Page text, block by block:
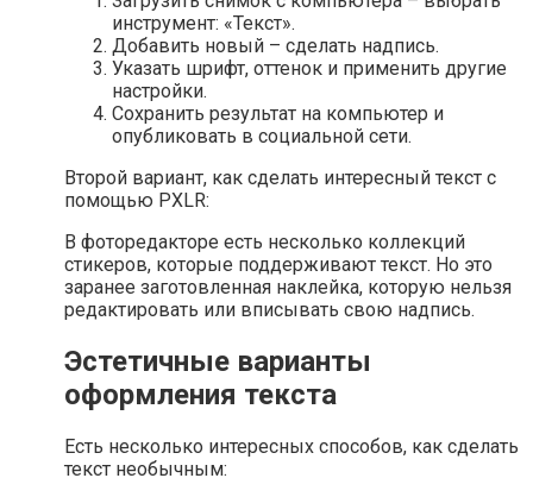
инструмент: «Текст».
Добавить новый – сделать надпись.
Указать шрифт, оттенок и применить другие
настройки.
Сохранить результат на компьютер и
опубликовать в социальной сети.
Второй вариант, как сделать интересный текст с
помощью PXLR:
В фоторедакторе есть несколько коллекций
стикеров, которые поддерживают текст. Но это
заранее заготовленная наклейка, которую нельзя
редактировать или вписывать свою надпись.
Эстетичные варианты
оформления текста
Есть несколько интересных способов, как сделать
текст необычным: